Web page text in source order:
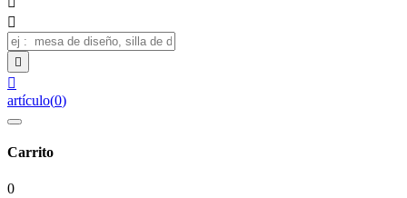



artículo(0)
Carrito
0